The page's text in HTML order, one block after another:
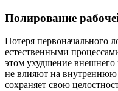
Полирование
Потеря первоначального
естественными
этом ухудшение внешнего
не влияют на внутреннюю
сохраняет свою